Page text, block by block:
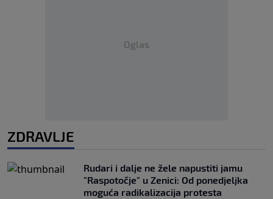
Oglas
ZDRAVLJE
Rudari i dalje ne žele napustiti jamu
"Raspotočje" u Zenici: Od ponedjeljka
moguća radikalizacija protesta